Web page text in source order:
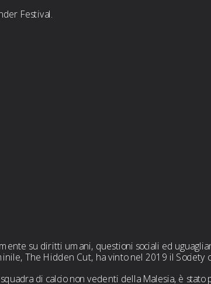
Festival.
su diritti umani, questioni sociali ed
The Hidden Cut, ha vinto nel 2019 il Society
di calcio non vedenti della Malesia, è stato